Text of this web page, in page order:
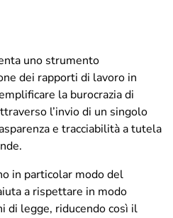
uno strumento
dei rapporti di lavoro in
la burocrazia di
l’invio di un singolo
e tracciabilità a tutela
in particolar modo del
a rispettare in modo
di legge, riducendo così il